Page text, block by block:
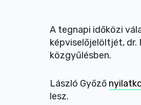
A tegnapi időközi
képviselőjelöltjét, dr.
közgyűlésben.
László Győző
lesz.